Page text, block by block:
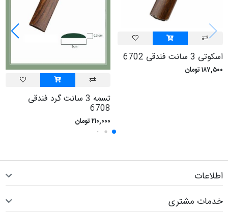
اسکوتی 3 سانت فندقی 6702
۱۸۷,۵۰۰ تومان
تسمه 3 سانت گرد فندقی
6708
۲۱۰,۰۰۰ تومان
اطلاعات
خدمات مشتری